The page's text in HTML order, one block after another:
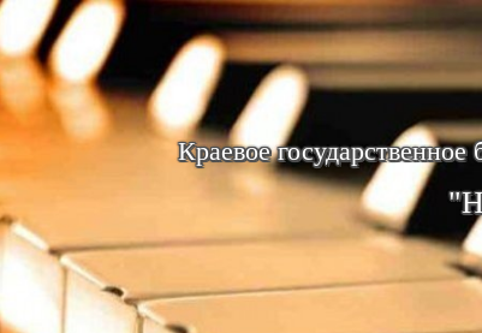
Краевое